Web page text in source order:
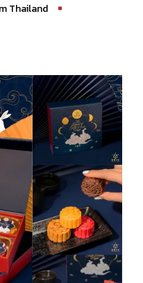
Thailand